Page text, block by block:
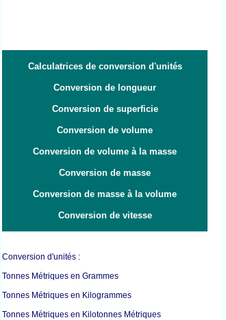
Calculatrices de conversion d'unités
Conversion de longueur
Conversion de superficie
Conversion de volume
Conversion de volume à la masse
Conversion de masse
Conversion de masse à la volume
Conversion de vitesse
Conversion d'unités :
Tonnes Métriques en Grammes
Tonnes Métriques en Kilogrammes
Tonnes Métriques en Kilotonnes Métriques